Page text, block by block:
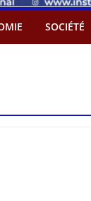
SOCIÉTÉ